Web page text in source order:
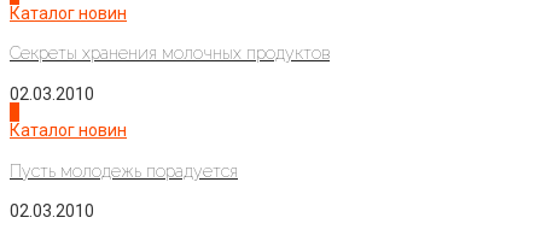
Каталог новин
Секреты хранения молочных продуктов
02.03.2010
Каталог новин
Пусть молодежь порадуется
02.03.2010